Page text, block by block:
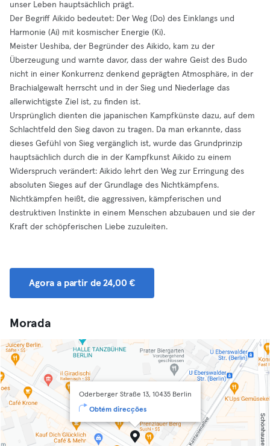
unser Leben hauptsächlich prägt.
Der Begriff Aikido bedeutet: Der Weg (Do) des Einklangs und
Harmonie (Ai) mit kosmischer Energie (Ki).
Meister Ueshiba, der Begründer des Aikido, kam zu der
Überzeugung und warnte davor, dass der wahre Geist des Budo
nicht in einer Konkurrenz denkend geprägten Atmosphäre, in der
Brachialgewalt herrscht und in der Sieg und Niederlage das
allerwichtigste Ziel ist, zu finden ist.
Ursprünglich dienten die japanischen Kampfkünste dazu, auf dem
Schlachtfeld den Sieg davon zu tragen. Da man erkannte, dass
dieses Gefühl von Sieg vergänglich ist, wurde das Grundprinzip
hauptsächlich durch die in der Kampfkunst Aikido zu einem
Widerspruch verändert: Aikido lehrt den Weg zur Erringung des
absoluten Sieges auf der Grundlage des Nichtkämpfens.
Nichtkämpfen heißt, die aggressiven, kämpferischen und
destruktiven Instinkte in einem Menschen abzubauen und sie der
Kraft der schöpferischen Liebe zuzuleiten.
Agora a partir de 24,00 €
Morada
Oderberger Straße 13, 10435 Berlin
Obtém direcções